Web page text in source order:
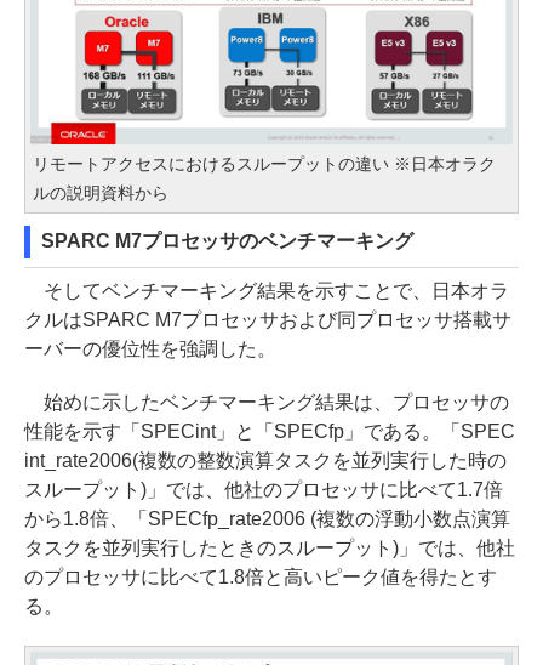
リモートアクセスにおけるスループットの違い ※日本オラク
ルの説明資料から
SPARC M7プロセッサのベンチマーキング
そしてベンチマーキング結果を示すことで、日本オラ
クルはSPARC M7プロセッサおよび同プロセッサ搭載サ
ーバーの優位性を強調した。
始めに示したベンチマーキング結果は、プロセッサの
性能を示す「SPECint」と「SPECfp」である。「SPEC
int_rate2006(複数の整数演算タスクを並列実行した時の
スループット)」では、他社のプロセッサに比べて1.7倍
から1.8倍、「SPECfp_rate2006 (複数の浮動小数点演算
タスクを並列実行したときのスループット)」では、他社
のプロセッサに比べて1.8倍と高いピーク値を得たとす
る。